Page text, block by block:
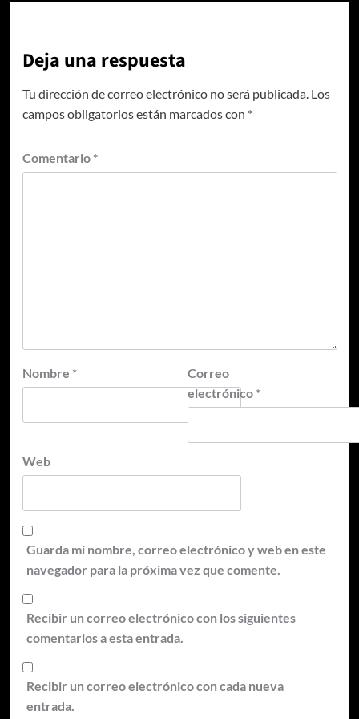
Deja una respuesta
Tu dirección de correo electrónico no será publicada. Los
campos obligatorios están marcados con *
Comentario *
Nombre *
Correo
electrónico *
Web
Guarda mi nombre, correo electrónico y web en este
navegador para la próxima vez que comente.
Recibir un correo electrónico con los siguientes
comentarios a esta entrada.
Recibir un correo electrónico con cada nueva
entrada.